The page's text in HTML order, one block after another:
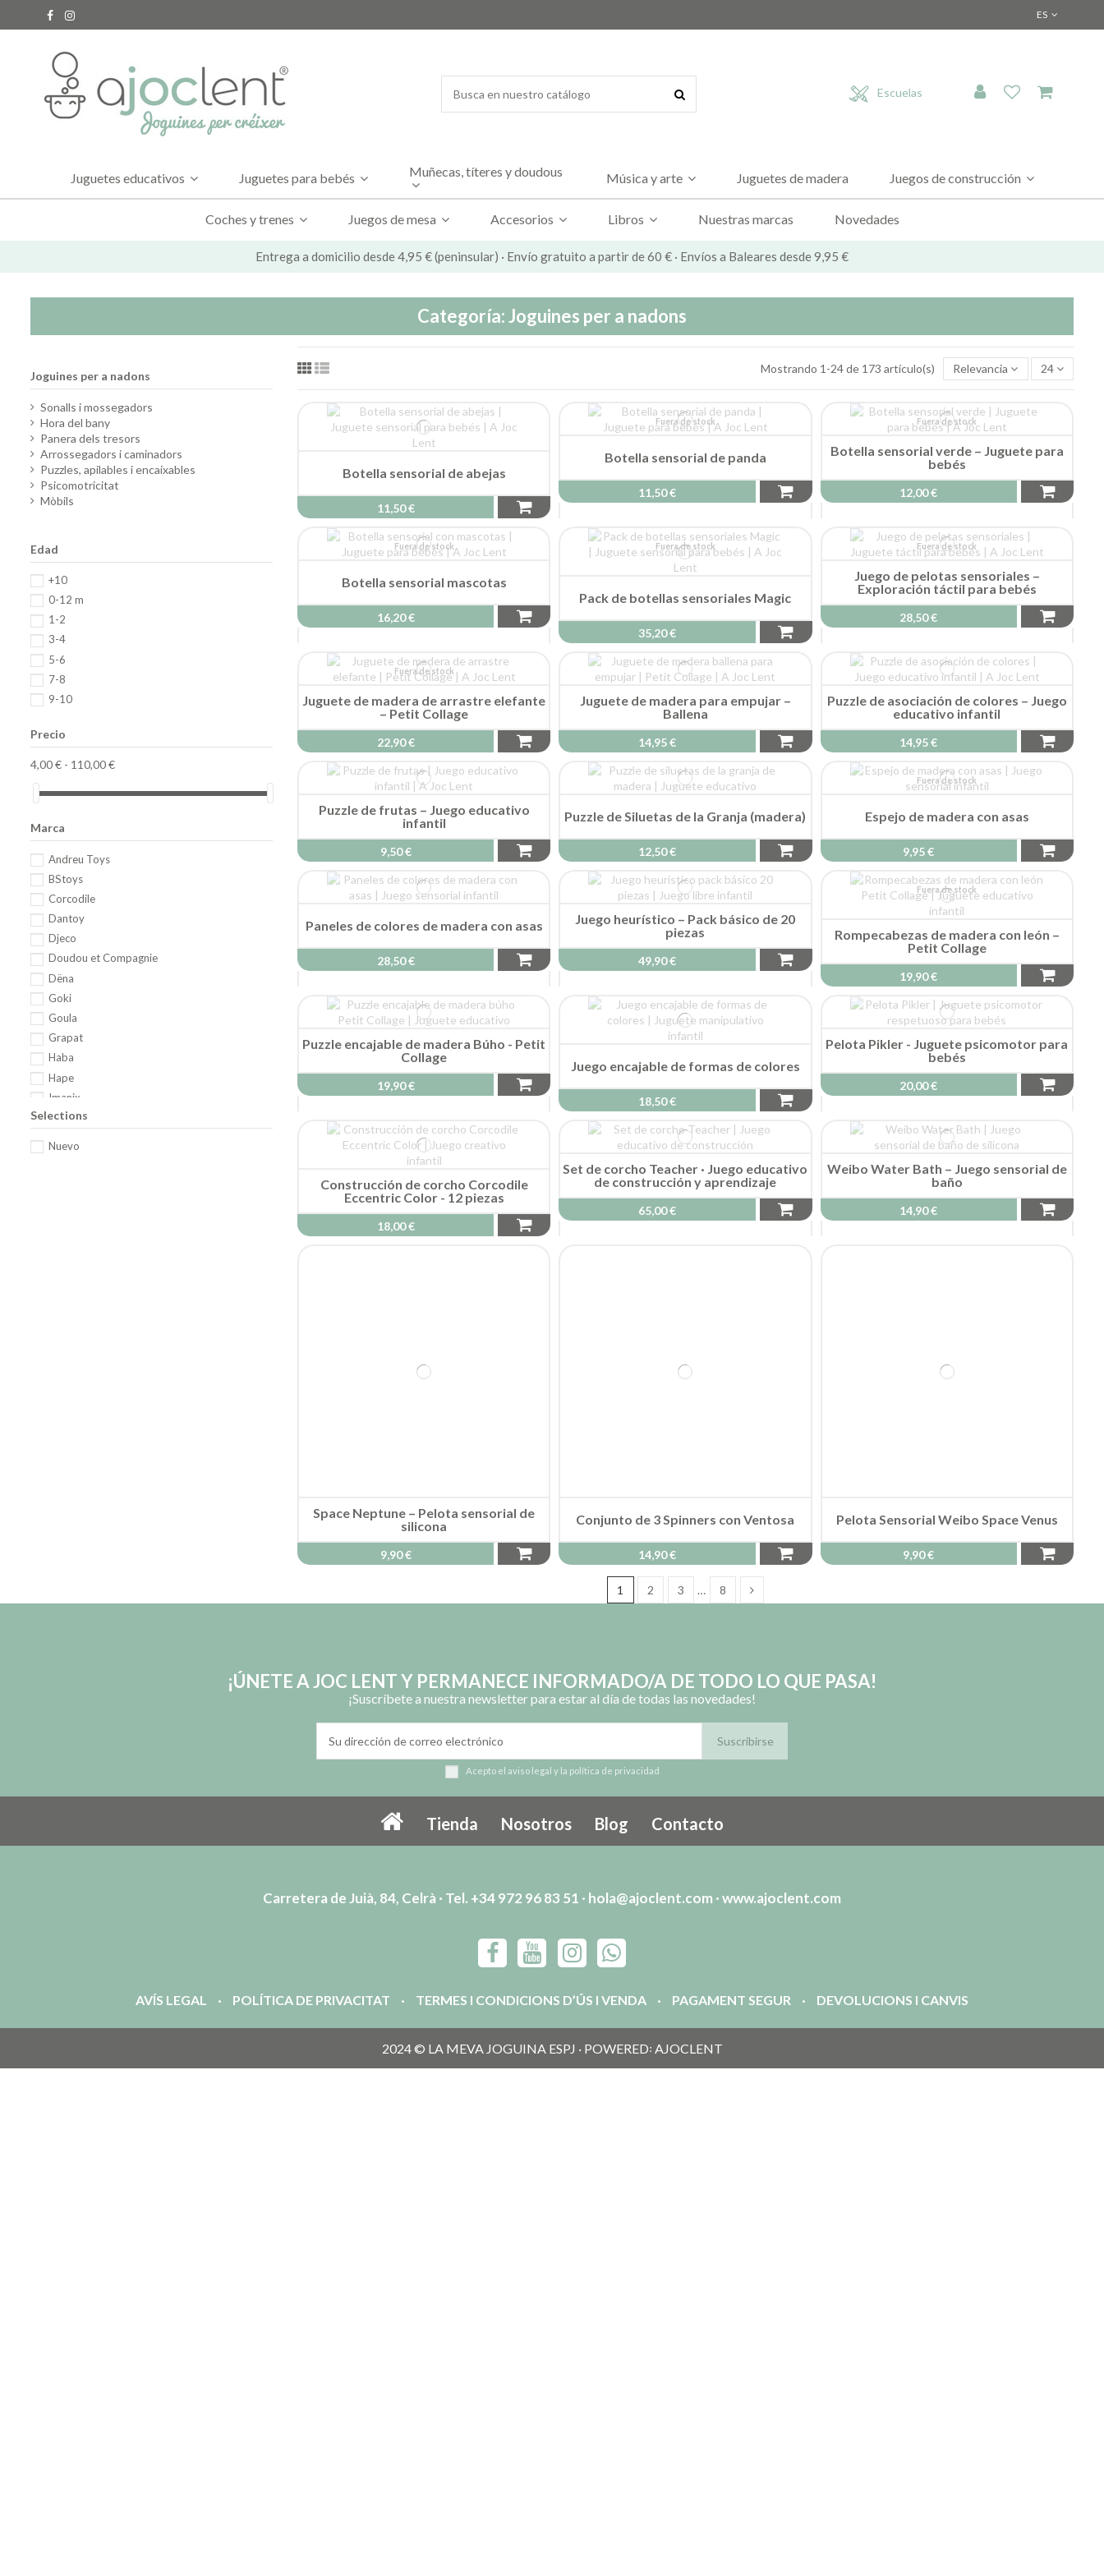
ES
Escuelas
Juguetes educativos Juguetes para bebés Muñecas, títeres y doudous Música y arte Juguetes de madera Juegos de construcción
Coches y trenes Juegos de mesa Accesorios Libros Nuestras marcas Novedades
Entrega a domicilio desde 4,95 € (peninsular) · Envío gratuito a partir de 60 € · Envíos a Baleares desde 9,95 €
Categoría: Joguines per a nadons
Mostrando 1-24 de 173 artículo(s) Relevancia 24
Botella sensorial de abejas
11,50 €
Fuera de stock
Botella sensorial de panda
11,50 €
Fuera de stock
Botella sensorial verde – Juguete para
bebés
12,00 €
Fuera de stock
Botella sensorial mascotas
16,20 €
Fuera de stock
Pack de botellas sensoriales Magic
35,20 €
Fuera de stock
Juego de pelotas sensoriales –
Exploración táctil para bebés
28,50 €
Fuera de stock
Juguete de madera de arrastre elefante
– Petit Collage
22,90 €
Juguete de madera para empujar –
Ballena
14,95 €
Puzzle de asociación de colores – Juego
educativo infantil
14,95 €
Puzzle de frutas – Juego educativo
infantil
9,50 €
Puzzle de Siluetas de la Granja (madera)
12,50 €
Fuera de stock
Espejo de madera con asas
9,95 €
Paneles de colores de madera con asas
28,50 €
Juego heurístico – Pack básico de 20
piezas
49,90 €
Fuera de stock
Rompecabezas de madera con león –
Petit Collage
19,90 €
Puzzle encajable de madera Búho - Petit
Collage
19,90 €
Juego encajable de formas de colores
18,50 €
Pelota Pikler - Juguete psicomotor para
bebés
20,00 €
Construcción de corcho Corcodile
Eccentric Color - 12 piezas
18,00 €
Set de corcho Teacher · Juego educativo
de construcción y aprendizaje
65,00 €
Weibo Water Bath – Juego sensorial de
baño
14,90 €
Space Neptune – Pelota sensorial de
silicona
9,90 €
Conjunto de 3 Spinners con Ventosa
14,90 €
Pelota Sensorial Weibo Space Venus
9,90 €
1 2 3 … 8
Joguines per a nadons
Sonalls i mossegadors
Hora del bany
Panera dels tresors
Arrossegadors i caminadors
Puzzles, apilables i encaixables
Psicomotricitat
Mòbils
Edad
+10
0-12 m
1-2
3-4
5-6
7-8
9-10
Precio
4,00 € - 110,00 €
Marca
Andreu Toys
BStoys
Corcodile
Dantoy
Djeco
Doudou et Compagnie
Dëna
Goki
Goula
Grapat
Haba
Hape
Imanix
Janod
Selections
Nuevo
¡ÚNETE A JOC LENT Y PERMANECE INFORMADO/A DE TODO LO QUE PASA!
¡Suscríbete a nuestra newsletter para estar al día de todas las novedades!
Acepto el aviso legal y la política de privacidad
Tienda Nosotros Blog Contacto
Carretera de Juià, 84, Celrà · Tel. +34 972 96 83 51 · hola@ajoclent.com ·www.ajoclent.com
AVÍS LEGAL POLÍTICA DE PRIVACITAT TERMES I CONDICIONS D’ÚS I VENDA PAGAMENT SEGUR DEVOLUCIONS I CANVIS
2024 © LA MEVA JOGUINA ESPJ · POWERED꞉ AJOCLENT